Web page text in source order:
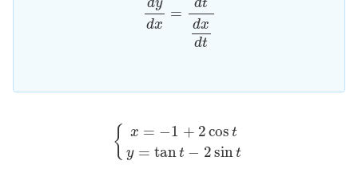
dy
dx
=
dt
dx
dt
{ x = −1 + 2cos t
y = tant − 2sint
x cos y= t